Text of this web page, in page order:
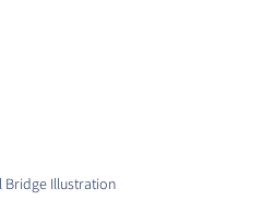
Bridge Illustration